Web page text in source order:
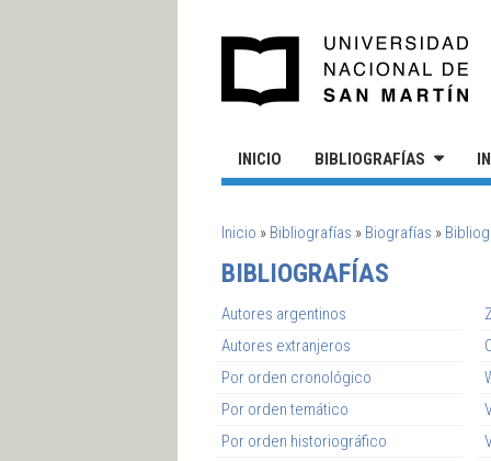
INICIO BIBLIOGRAFÍAS
SE ENCUENTRA USTED AQUÍ
Inicio » Bibliografías » Biografías »
BIBLIOGRAFÍAS
Autores argentinos
Autores extranjeros
Por orden cronológico
Por orden temático
Por orden historiográfico